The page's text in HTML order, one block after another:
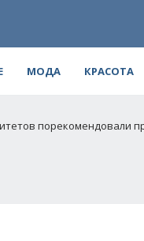
МОДА КРАСОТА
порекомендовали